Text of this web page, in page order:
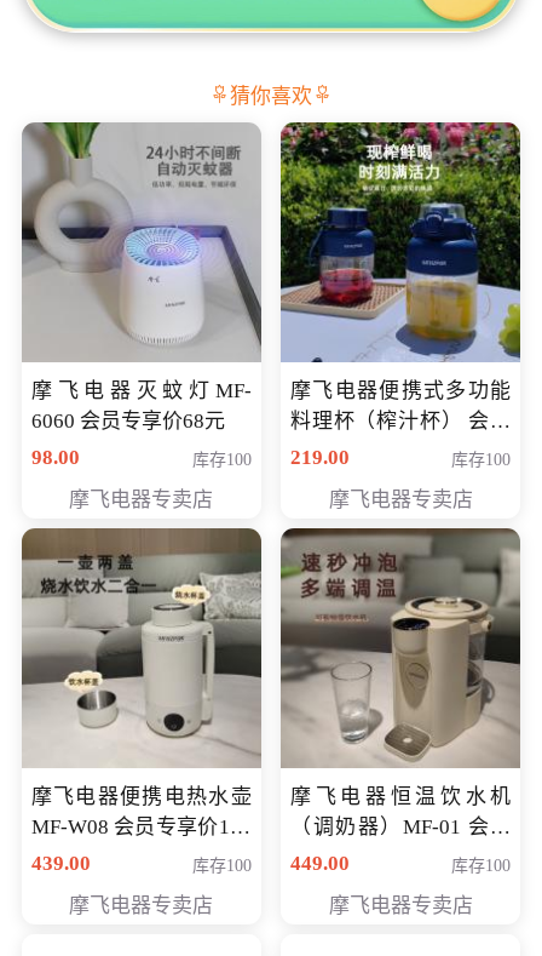
猜你喜欢
摩飞电器灭蚊灯MF-
6060 会员专享价68元
98.00
库存100
摩飞电器专卖店
摩飞电器便携式多功能
料理杯（榨汁杯） 会员
专享价118元
219.00 库存100
摩飞电器专卖店
摩飞电器便携电热水壶
MF-W08 会员专享价198
元
439.00 库存100
摩飞电器专卖店
摩飞电器恒温饮水机
（调奶器）MF-01 会员
专享价366元
449.00 库存100
摩飞电器专卖店